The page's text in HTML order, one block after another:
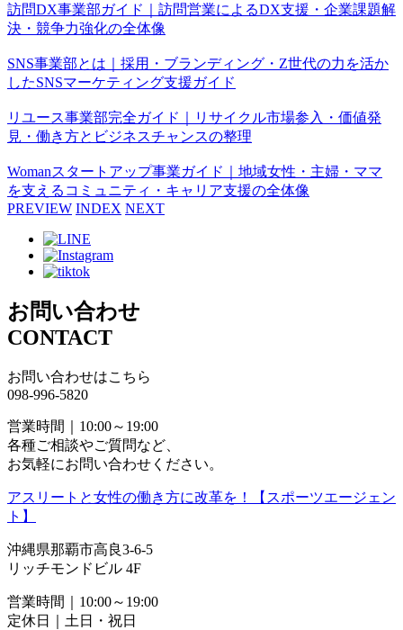
訪問DX事業部ガイド｜訪問営業によるDX支援・企業課題解
決・競争力強化の全体像
SNS事業部とは｜採用・ブランディング・Z世代の力を活か
したSNSマーケティング支援ガイド
リユース事業部完全ガイド｜リサイクル市場参入・価値発
見・働き方とビジネスチャンスの整理
Womanスタートアップ事業ガイド｜地域女性・主婦・ママ
を支えるコミュニティ・キャリア支援の全体像
PREVIEW INDEX NEXT
お問い合わせ
CONTACT
お問い合わせはこちら
098-996-5820
営業時間｜10:00～19:00
各種ご相談やご質問など、
お気軽にお問い合わせください。
アスリートと女性の働き方に改革を！【スポーツエージェン
ト】
沖縄県那覇市高良3-6-5
リッチモンドビル 4F
営業時間｜10:00～19:00
定休日｜土日・祝日